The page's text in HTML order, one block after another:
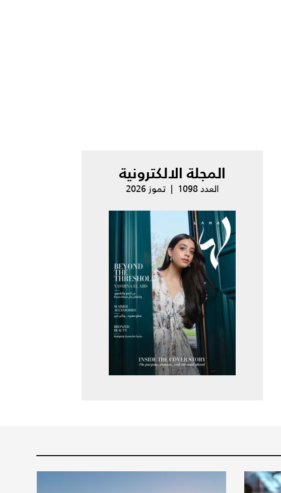
المجلة الالكترونية
العدد 1098 | تموز 2026